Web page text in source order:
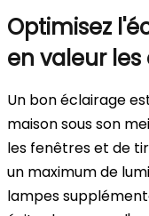
Optimisez
en valeur les
Un bon éclairage
maison sous son
les fenêtres et de
un maximum de
lampes